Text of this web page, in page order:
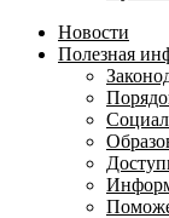
Новости
Полезная